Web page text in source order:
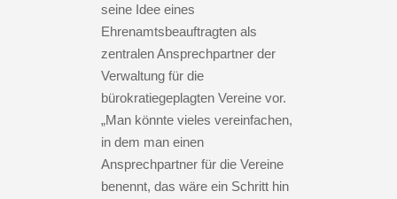
seine Idee eines
Ehrenamtsbeauftragten als
zentralen Ansprechpartner der
Verwaltung für die
bürokratiegeplagten Vereine vor.
„Man könnte vieles vereinfachen,
in dem man einen
Ansprechpartner für die Vereine
benennt, das wäre ein Schritt hin